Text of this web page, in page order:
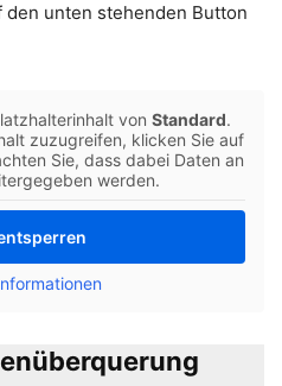
unten stehenden Button
von Standard.
zuzugreifen, klicken Sie auf
Sie, dass dabei Daten an
werden.